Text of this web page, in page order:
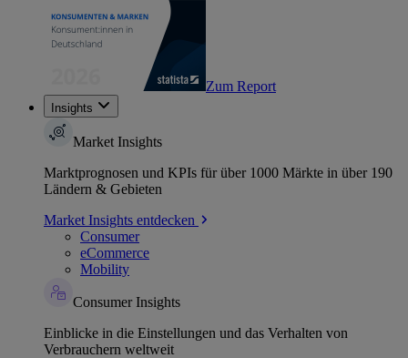
Zum Report
Insights
Market Insights
Marktprognosen und KPIs für über 1000 Märkte in über 190
Ländern & Gebieten
Market Insights entdecken
Consumer
eCommerce
Mobility
Consumer Insights
Einblicke in die Einstellungen und das Verhalten von
Verbrauchern weltweit